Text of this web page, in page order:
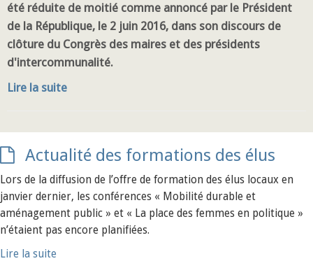
été réduite de moitié comme annoncé par le Président
de la République, le 2 juin 2016, dans son discours de
clôture du Congrès des maires et des présidents
d'intercommunalité.
Lire la suite
Actualité des formations des élus
Lors de la diffusion de l’offre de formation des élus locaux en
janvier dernier, les conférences « Mobilité durable et
aménagement public » et « La place des femmes en politique »
n’étaient pas encore planifiées.
Lire la suite